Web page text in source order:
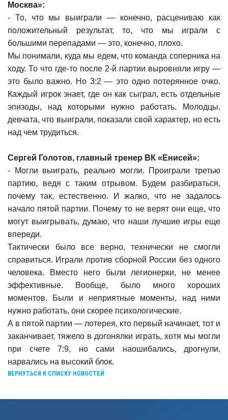
Москва»:
- То, что мы выиграли — конечно, расцениваю как
положительный результат, то, что мы играли с
большими перепадами — это, конечно, плохо.
Мы понимали, куда мы едем, что команда соперника на
ходу. То что где-то после 2-й партии выровняли игру —
это было важно. Но 3:2 — это одно потерянное очко.
Каждый игрок знает, где он как сыграл, есть отдельные
эпизоды, над которыми нужно работать. Молодцы,
девчата, что выиграли, показали свой характер, но есть
над чем трудиться.
Сергей Голотов, главный тренер ВК «Енисей»:
- Могли выиграть, реально могли. Проиграли третью
партию, ведя с таким отрывом. Будем разбираться,
почему так, естественно. И жалко, что не задалось
начало пятой партии. Почему то не верят они еще, что
могут выигрывать, думаю, что наши лучшие игры еще
впереди.
Тактически было все верно, технически не смогли
справиться. Играли против сборной России без одного
человека. Вместо него были легионерки, не менее
эффективные. Вообще, было много хороших
моментов. Были и неприятные моменты, над ними
нужно работать, они скорее психологические.
А в пятой партии — лотерея, кто первый начинает, тот и
заканчивает, тяжело в догонялки играть, хотя мы могли
при счете 7:9, но сами наошибались, дрогнули,
нарвались на высокий блок.
ВЕРНУТЬСЯ К СПИСКУ НОВОСТЕЙ